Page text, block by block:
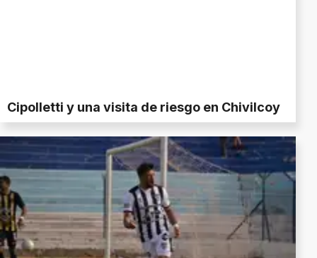
Cipolletti y una visita de riesgo en Chivilcoy